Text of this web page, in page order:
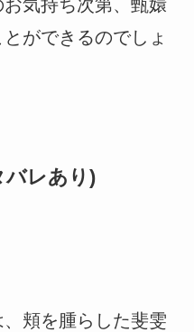
気持ち次第、甄嬛
ができるのでしょ
バレあり)
頬を腫らした斐雯